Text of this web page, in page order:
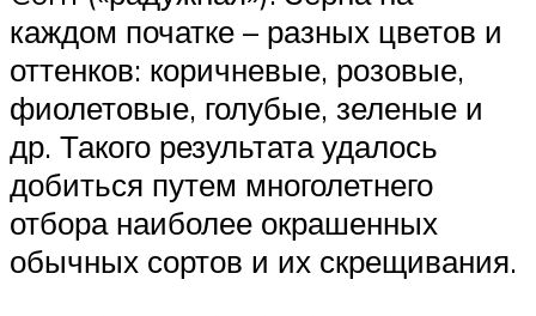
каждом початке – разных цветов и
оттенков: коричневые, розовые,
фиолетовые, голубые, зеленые и
др. Такого результата удалось
добиться путем многолетнего
отбора наиболее окрашенных
обычных сортов и их скрещивания.